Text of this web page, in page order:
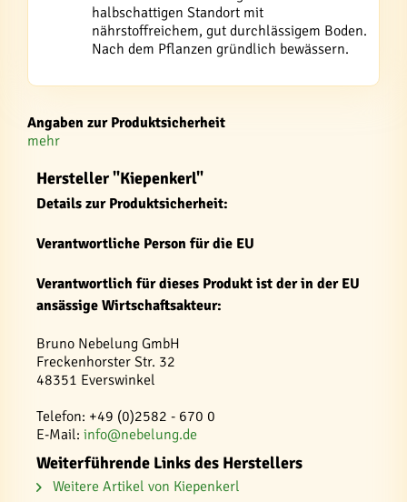
halbschattigen Standort mit
nährstoffreichem, gut durchlässigem Boden.
Nach dem Pflanzen gründlich bewässern.
Angaben zur Produktsicherheit
mehr
Hersteller "Kiepenkerl"
Details zur Produktsicherheit:
Verantwortliche Person für die EU
Verantwortlich für dieses Produkt ist der in der EU
ansässige Wirtschaftsakteur:
Bruno Nebelung GmbH
Freckenhorster Str. 32
48351 Everswinkel
Telefon: +49 (0)2582 - 670 0
E-Mail: info@nebelung.de
Weiterführende Links des Herstellers
Weitere Artikel von Kiepenkerl